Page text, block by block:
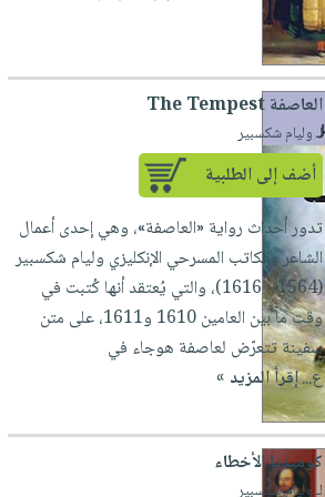
العاصفة The Tempest
لـ وليام شكسبير
أضف إلى الطلبية
تدور أحداث رواية «العاصفة»، وهي إحدى أعمال
الشاعر والكاتب المسرحي الإنكليزي وليام شكسبير
(1564 - 1616)، والتي يُعتقد أنها كُتبت في
وقت ما بين العامين 1610 و1611، على متن
سفينة تتعرّض لعاصفة هوجاء في
ع...إقرأ المزيد »
كوميديا الأخطاء